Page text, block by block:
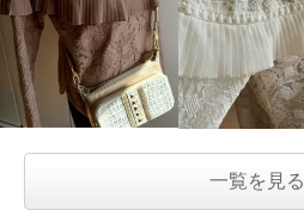
一覧を見る